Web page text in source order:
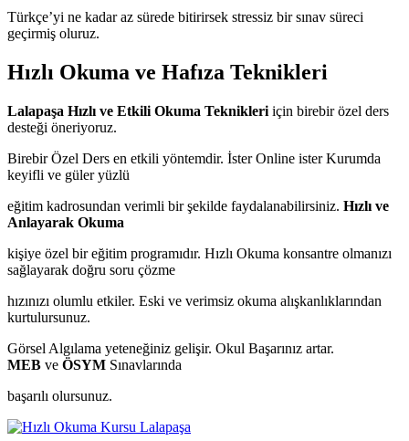
Türkçe’yi ne kadar az sürede bitirirsek stressiz bir sınav süreci
geçirmiş oluruz.
Hızlı Okuma ve Hafıza Teknikleri
Lalapaşa Hızlı ve Etkili Okuma Teknikleri için birebir özel ders
desteği öneriyoruz.
Birebir Özel Ders en etkili yöntemdir. İster Online ister Kurumda
keyifli ve güler yüzlü
eğitim kadrosundan verimli bir şekilde faydalanabilirsiniz. Hızlı ve
Anlayarak Okuma
kişiye özel bir eğitim programıdır. Hızlı Okuma konsantre olmanızı
sağlayarak doğru soru çözme
hızınızı olumlu etkiler. Eski ve verimsiz okuma alışkanlıklarından
kurtulursunuz.
Görsel Algılama yeteneğiniz gelişir. Okul Başarınız artar.
MEB ve ÖSYM Sınavlarında
başarılı olursunuz.